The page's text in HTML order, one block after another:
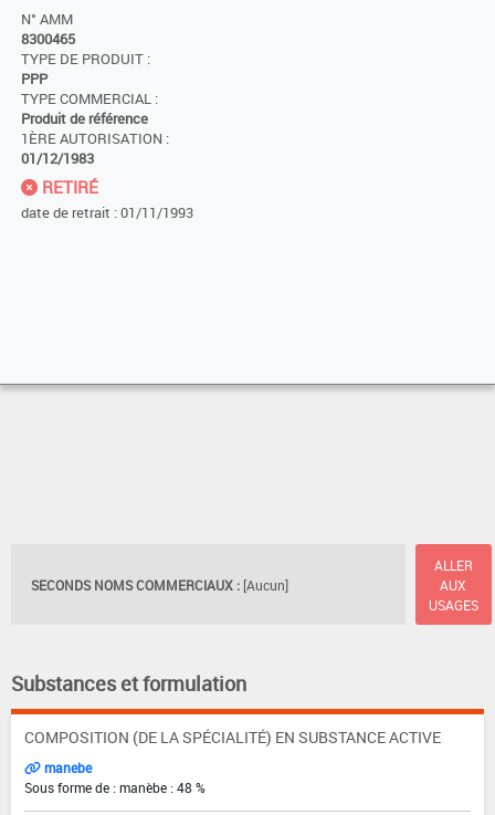
N° AMM
8300465
TYPE DE PRODUIT :
PPP
TYPE COMMERCIAL :
Produit de référence
1ÈRE AUTORISATION :
01/12/1983
RETIRÉ
date de retrait : 01/11/1993
SECONDS NOMS COMMERCIAUX : [Aucun]
ALLER
AUX
USAGES
Substances et formulation
COMPOSITION (DE LA SPÉCIALITÉ) EN SUBSTANCE ACTIVE
manebe
Sous forme de : manèbe : 48 %